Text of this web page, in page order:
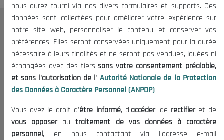
Le CNESE
A Propos
Le président
Organisation
Publications
Informations utiles
Appels d'offres et Consultations
nous aurez fourni via nos divers formulaires et supports. Ces
données sont collectées pour améliorer votre expérience sur
notre site web, personnaliser le contenu et conserver vos
préférences. Elles seront conservées uniquement pour la durée
nécessaire à leurs finalités et ne seront pas vendues, louées ni
échangées avec des tierssans votre consentement préalable,
et sans l'autorisation de l' Autorité Nationale de la Protection
des Données à Caractère Personnel (ANPDP)
Vous avez le droit d'être informé, d'accéder, de rectifieret de
vous opposerautraitement de vos données à caractère
personnel, en nous contactant via l'adresse e-mail